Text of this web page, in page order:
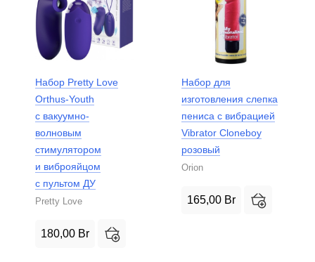
Набор Pretty Love
Orthus-Youth
с вакуумно-
волновым
стимулятором
и виброяйцом
с пультом ДУ
Pretty Love
180,00 Br
Набор для
изготовления слепка
пениса с вибрацией
Vibrator Cloneboy
розовый
Orion
165,00 Br